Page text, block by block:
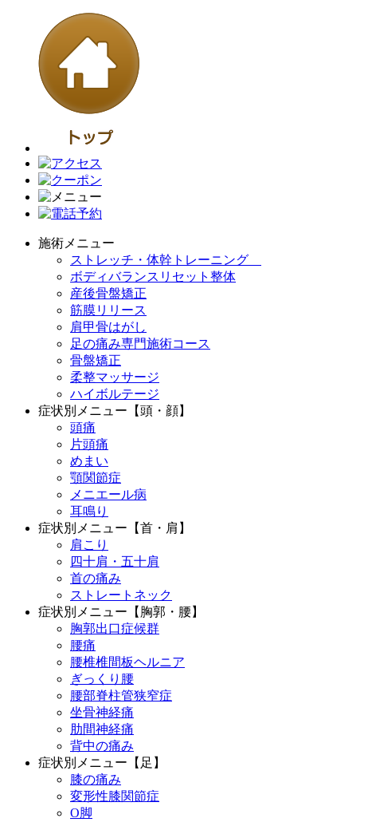
施術メニュー
ストレッチ・体幹トレーニング
ボディバランスリセット整体
産後骨盤矯正
筋膜リリース
肩甲骨はがし
足の痛み専門施術コース
骨盤矯正
柔整マッサージ
ハイボルテージ
症状別メニュー【頭・顔】
頭痛
片頭痛
めまい
顎関節症
メニエール病
耳鳴り
症状別メニュー【首・肩】
肩こり
四十肩・五十肩
首の痛み
ストレートネック
症状別メニュー【胸郭・腰】
胸郭出口症候群
腰痛
腰椎椎間板ヘルニア
ぎっくり腰
腰部脊柱管狭窄症
坐骨神経痛
肋間神経痛
背中の痛み
症状別メニュー【足】
膝の痛み
変形性膝関節症
O脚